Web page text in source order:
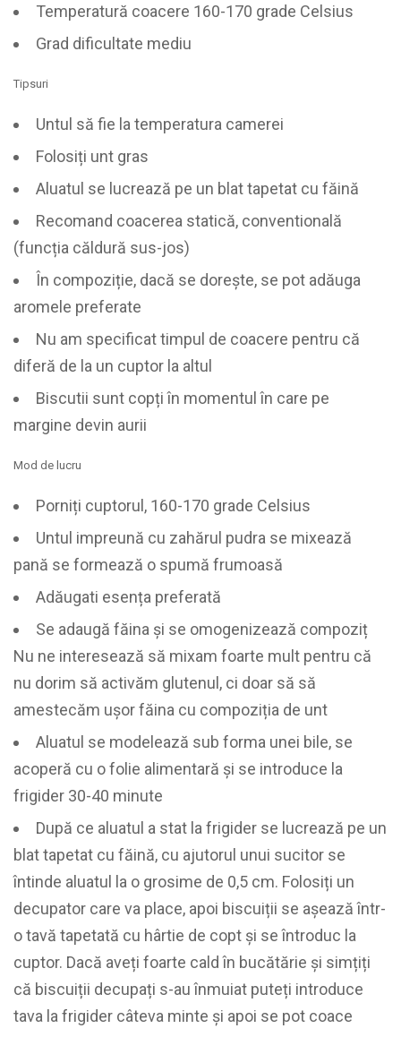
Temperatură coacere 160-170 grade Celsius
Grad dificultate mediu
Tipsuri
Untul să fie la temperatura camerei
Folosiți unt gras
Aluatul se lucrează pe un blat tapetat cu făină
Recomand coacerea statică, conventională
(funcția căldură sus-jos)
În compoziție, dacă se dorește, se pot adăuga
aromele preferate
Nu am specificat timpul de coacere pentru că
diferă de la un cuptor la altul
Biscutii sunt copți în momentul în care pe
margine devin aurii
Mod de lucru
Porniți cuptorul, 160-170 grade Celsius
Untul impreună cu zahărul pudra se mixează
pană se formează o spumă frumoasă
Adăugati esența preferată
Se adaugă făina și se omogenizează compoziț
Nu ne interesează să mixam foarte mult pentru că
nu dorim să activăm glutenul, ci doar să să
amestecăm ușor făina cu compoziția de unt
Aluatul se modelează sub forma unei bile, se
acoperă cu o folie alimentară și se introduce la
frigider 30-40 minute
După ce aluatul a stat la frigider se lucrează pe un
blat tapetat cu făină, cu ajutorul unui sucitor se
întinde aluatul la o grosime de 0,5 cm. Folosiți un
decupator care va place, apoi biscuiții se așează într-
o tavă tapetată cu hârtie de copt și se întroduc la
cuptor. Dacă aveți foarte cald în bucătărie și simțiți
că biscuiții decupați s-au înmuiat puteți introduce
tava la frigider câteva minte și apoi se pot coace